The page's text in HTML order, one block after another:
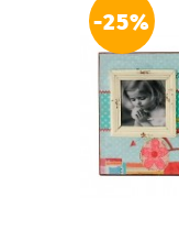
-25%